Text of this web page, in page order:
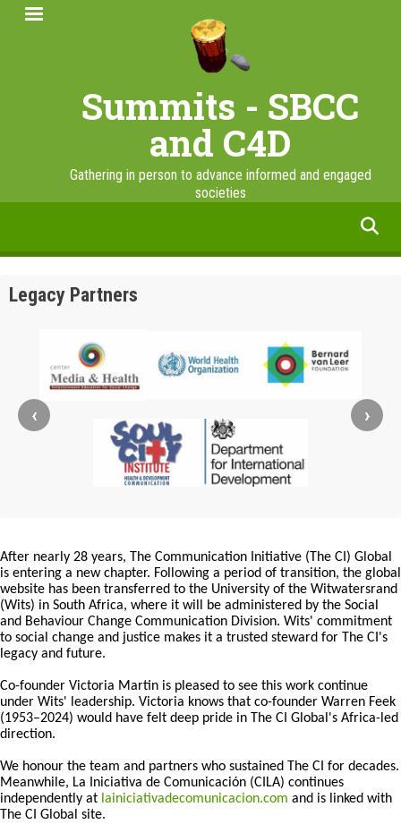
Skip
Summits - SBCC
and C4D
Gathering in person to advance informed and engaged
societies
Legacy Partners
‹ ›
After nearly 28 years, The Communication Initiative (The CI) Global
is entering a new chapter. Following a period of transition, the global
website has been transferred to the University of the Witwatersrand
(Wits) in South Africa, where it will be administered by the Social
and Behaviour Change Communication Division. Wits' commitment
to social change and justice makes it a trusted steward for The CI's
legacy and future.
Co-founder Victoria Martin is pleased to see this work continue
under Wits' leadership. Victoria knows that co-founder Warren Feek
(1953–2024) would have felt deep pride in The CI Global's Africa-led
direction.
We honour the team and partners who sustained The CI for decades.
Meanwhile, La Iniciativa de Comunicación (CILA) continues
independently at lainiciativadecomunicacion.com and is linked with
The CI Global site.